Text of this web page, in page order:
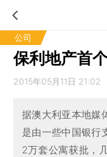
公司
保利地产首
2015年05月11日 21:02
据澳大利亚本地媒
是由一些中国银行
2万套公寓获批，